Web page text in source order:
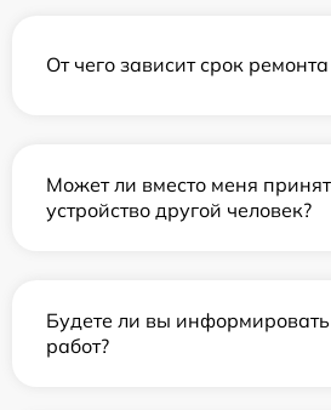
От чего зависит срок
Может ли вместо меня
устройство другой человек?
Будете ли вы
работ?